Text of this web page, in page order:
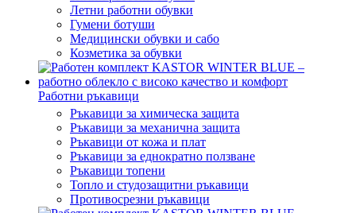
Летни работни обувки
Гумени ботуши
Медицински обувки и сабо
Козметика за обувки
Работни ръкавици
Ръкавици за химическа защита
Ръкавици за механична защита
Ръкавици от кожа и плат
Ръкавици за еднократно ползване
Ръкавици топени
Топло и студозащитни ръкавици
Противосрезни ръкавици